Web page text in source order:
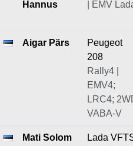
Hannus
| EMV
Aigar Pärs
Peugeot
208
Rally4 |
EMV4;
LRC4;
VABA-V
Mati Solom
Lada